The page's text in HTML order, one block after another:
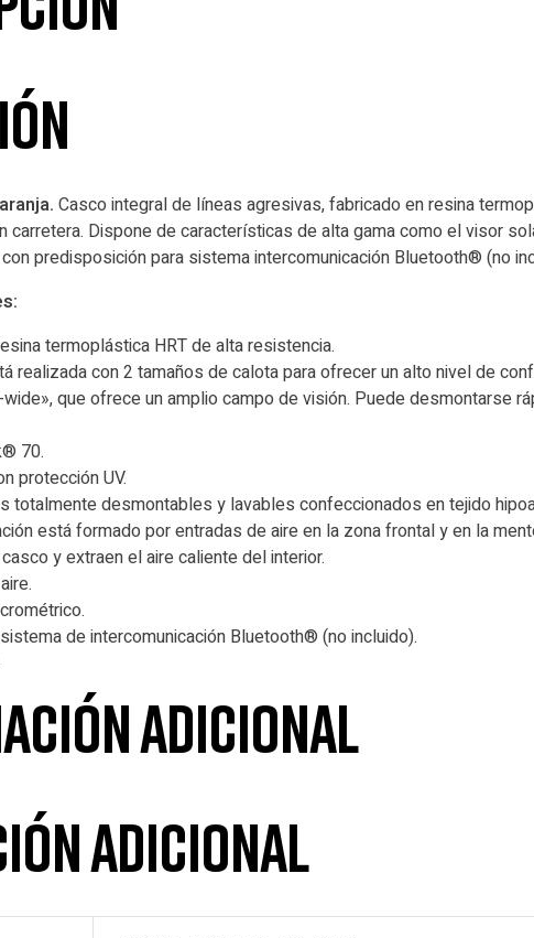
Casco integral de líneas agresivas, fabricado en resina
carretera. Dispone de características de alta gama como el visor
predisposición para sistema intercomunicación Bluetooth® (no
termoplástica HRT de alta resistencia.
realizada con 2 tamaños de calota para ofrecer un alto nivel de
que ofrece un amplio campo de visión. Puede desmontarse
70.
protección UV.
totalmente desmontables y lavables confeccionados en tejido
está formado por entradas de aire en la zona frontal y en la
y extraen el aire caliente del interior.
de intercomunicación Bluetooth® (no incluido).
adicional
adicional